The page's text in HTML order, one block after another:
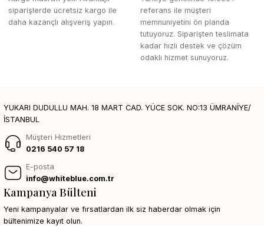
siparişlerde ücretsiz kargo ile
daha kazançlı alışveriş yapın.
referans ile müşteri
memnuniyetini ön planda
tutuyoruz. Siparişten teslimata
kadar hızlı destek ve çözüm
odaklı hizmet sunuyoruz.
YUKARI DUDULLU MAH. 18 MART CAD. YÜCE SOK. NO:13 ÜMRANİYE/
İSTANBUL
Müşteri Hizmetleri
0216 540 57 18
E-posta
info@whiteblue.com.tr
Kampanya Bülteni
Yeni kampanyalar ve fırsatlardan ilk siz haberdar olmak için
bültenimize kayıt olun.